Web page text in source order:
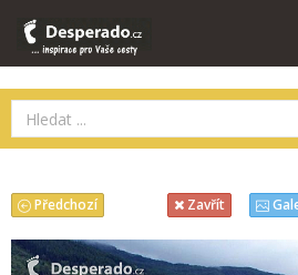
Předchozí Zavřít